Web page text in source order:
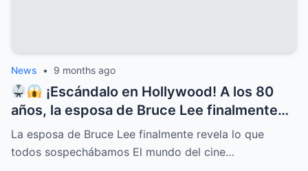
News • 9 months ago
¡Escándalo en Hollywood! A los 80
años, la esposa de Bruce Lee finalmente
rompe el silencio y revela lo que todos
sospechábamos: secretos ocultos,
La esposa de Bruce Lee finalmente revela lo que
todos sospechábamos El mundo del cine…